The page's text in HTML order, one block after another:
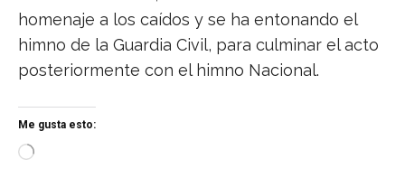
homenaje a los caídos y se ha entonando el
himno de la Guardia Civil, para culminar el acto
posteriormente con el himno Nacional.
Me gusta esto:
C